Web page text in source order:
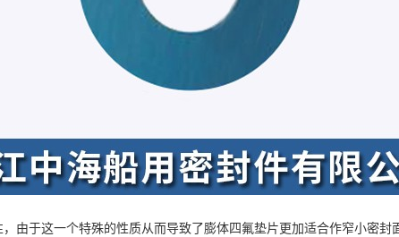
由于这一个特殊的性质从而导致了膨体四氟垫片更加适合作窄小密